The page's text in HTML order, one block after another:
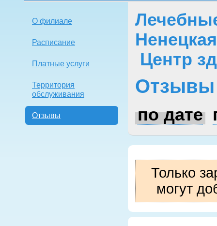
О филиале
Расписание
Платные услуги
Территория
обслуживания
Отзывы
Центр
Отзывы
по дате
Только
могут